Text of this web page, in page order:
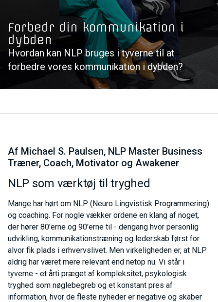
Forbedr din kommunikation i
dybden
Hvordan kan NLP bruges i tyverne til at
forbedre vores kommunikation i dybden?
Af Michael S. Paulsen, NLP Master Business
Træner, Coach, Motivator og Awakener
NLP som værktøj til tryghed
Mange har hørt om NLP (Neuro Lingvistisk Programmering)
og coaching. For nogle vækker ordene en klang af noget,
der hører 80'erne og 90'erne til - dengang hvor personlig
udvikling, kommunikationstræning og lederskab først for
alvor fik plads i erhvervslivet. Men virkeligheden er, at NLP
aldrig har været mere relevant end netop nu. Vi står i
tyverne - et årti præget af kompleksitet, psykologisk
tryghed som nøglebegreb og et konstant pres af
information, hvor de fleste nyheder er negative og skaber